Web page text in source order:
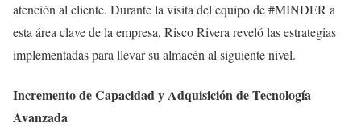
atención al cliente. Durante la visita del equipo de #MINDER a
esta área clave de la empresa, Risco Rivera reveló las estrategias
implementadas para llevar su almacén al siguiente nivel.
Incremento de Capacidad y Adquisición de Tecnología
Avanzada